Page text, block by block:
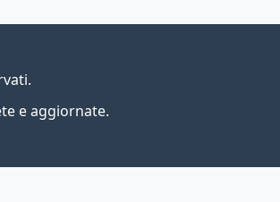
e aggiornate.